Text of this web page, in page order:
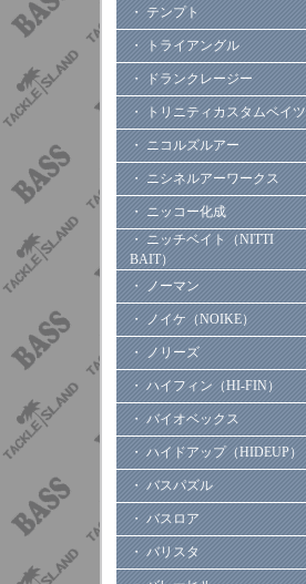
・ テンプト
・ トライアングル
・ ドランクレージー
・ トリニティカスタムベイツ
・ ニコルズルアー
・ ニシネルアーワークス
・ ニッコー化成
・ ニッチベイト（NITTI
BAIT）
・ ノーマン
・ ノイケ（NOIKE）
・ ノリーズ
・ ハイフィン（HI-FIN）
・ バイオベックス
・ ハイドアップ（HIDEUP）
・ バスパズル
・ バスロア
・ バリスタ